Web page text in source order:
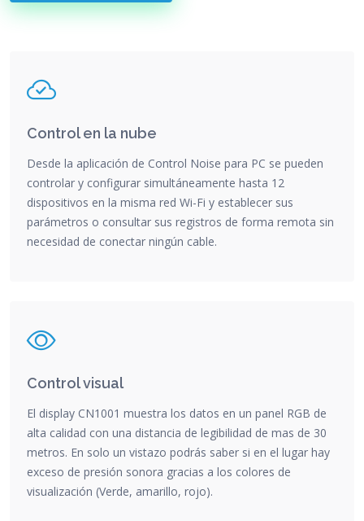
Control en la nube
Desde la aplicación de Control Noise para PC se pueden
controlar y configurar simultáneamente hasta 12
dispositivos en la misma red Wi-Fi y establecer sus
parámetros o consultar sus registros de forma remota sin
necesidad de conectar ningún cable.
Control visual
El display CN1001 muestra los datos en un panel RGB de
alta calidad con una distancia de legibilidad de mas de 30
metros. En solo un vistazo podrás saber si en el lugar hay
exceso de presión sonora gracias a los colores de
visualización (Verde, amarillo, rojo).